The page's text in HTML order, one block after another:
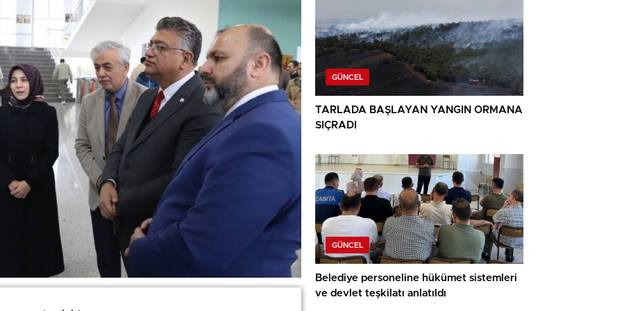
GÜNCEL
TARLADA BAŞLAYAN YANGIN ORMANA
SIÇRADI
GÜNCEL
Belediye personeline hükümet sistemleri
ve devlet teşkilatı anlatıldı